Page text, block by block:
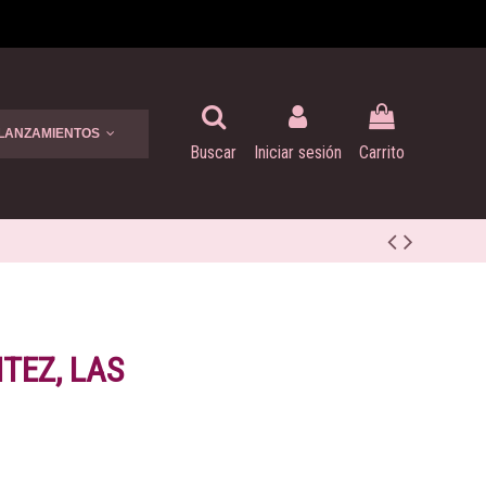
Buscar Iniciar sesión Carrito
LAS